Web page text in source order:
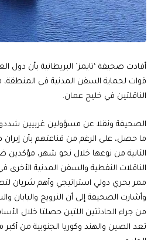
أفادت صحيفة ‘تايمز’ البريطانية بأن
قوات لحماية السفن المدنية في
الناقلتين في خليج عمان.
الصحيفة ونقلا عن مسؤولين غربيين
ما حصل، على الرغم من قناعتهم بأن إيران
الثانية من نوعها خلال نحو شهر، مؤكدين
الناقلات النفطية والسفن المدنية
ممر بحري دولي استراتيجي وأهم شريان
وأشارت الصحيفة إلى أن النرويج واليابان
من جراء الحادثتين اللتين حصلتا خلال
تعد الصين والهند وكوريا الجنوبية من